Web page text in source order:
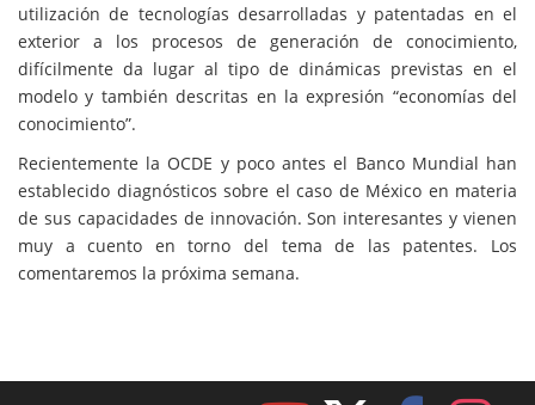
utilización de tecnologías desarrolladas y patentadas en el
exterior a los procesos de generación de conocimiento,
difícilmente da lugar al tipo de dinámicas previstas en el
modelo y también descritas en la expresión “economías del
conocimiento”.
Recientemente la OCDE y poco antes el Banco Mundial han
establecido diagnósticos sobre el caso de México en materia
de sus capacidades de innovación. Son interesantes y vienen
muy a cuento en torno del tema de las patentes. Los
comentaremos la próxima semana.